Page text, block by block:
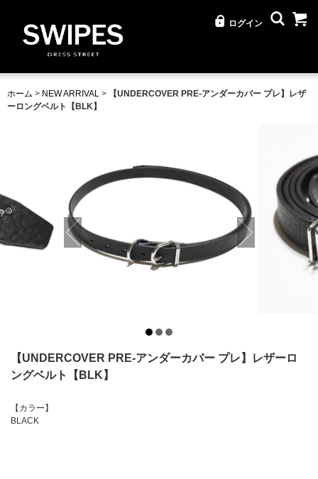
ログイン
ホーム > NEW ARRIVAL >
【UNDERCOVER PRE-アンダーカバー プレ】レザ
ーロングベルト【BLK】
【UNDERCOVER PRE-アンダーカバー プレ】レザーロ
ングベルト【BLK】
【カラー】
BLACK